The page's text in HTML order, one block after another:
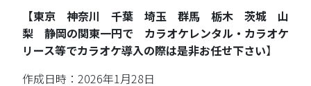
【東京 神奈川 千葉 埼玉 群馬 栃木 茨城 山
梨 静岡の関東一円で カラオケレンタル・カラオケ
リース等でカラオケ導入の際は是非お任せ下さい】
作成日時：2026年1月28日